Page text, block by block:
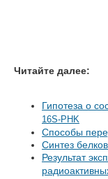
Читайте далее:
Гипотеза о
16S-PHK
Способы
Синтез
Результат